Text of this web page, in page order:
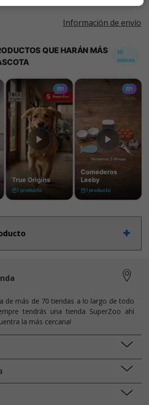
Información de envío
de más de 70 tiendas a lo largo de todo
tendrás una tienda SuperZoo ahí
la más cercana!